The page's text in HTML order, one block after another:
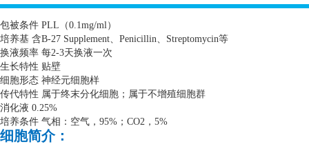
包被条件 PLL （0.1mg/ml）
培养基 含B-27 Supplement、 Penicillin、 Streptomycin等
换液频率 每2-3天换液一次
生长特性 贴壁
细胞形态 神经元细胞样
传代特性 属于终末分化细胞；属于不增殖细胞群
消化液 0.25%
培养条件 气相：空气， 95% ； CO2 ， 5%
细胞简介：